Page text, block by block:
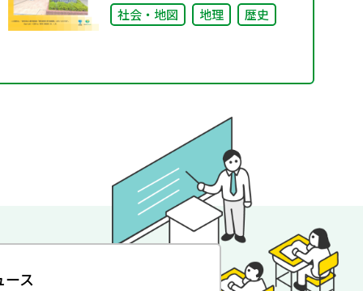
社会・地図
地理 歴史
ース